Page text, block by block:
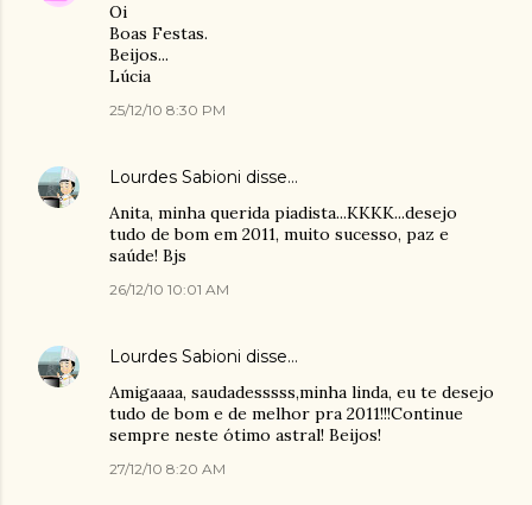
Oi
Boas Festas.
Beijos...
Lúcia
25/12/10 8:30 PM
Lourdes Sabioni disse…
Anita, minha querida piadista...KKKK...desejo
tudo de bom em 2011, muito sucesso, paz e
saúde! Bjs
26/12/10 10:01 AM
Lourdes Sabioni disse…
Amigaaaa, saudadesssss,minha linda, eu te desejo
tudo de bom e de melhor pra 2011!!!Continue
sempre neste ótimo astral! Beijos!
27/12/10 8:20 AM